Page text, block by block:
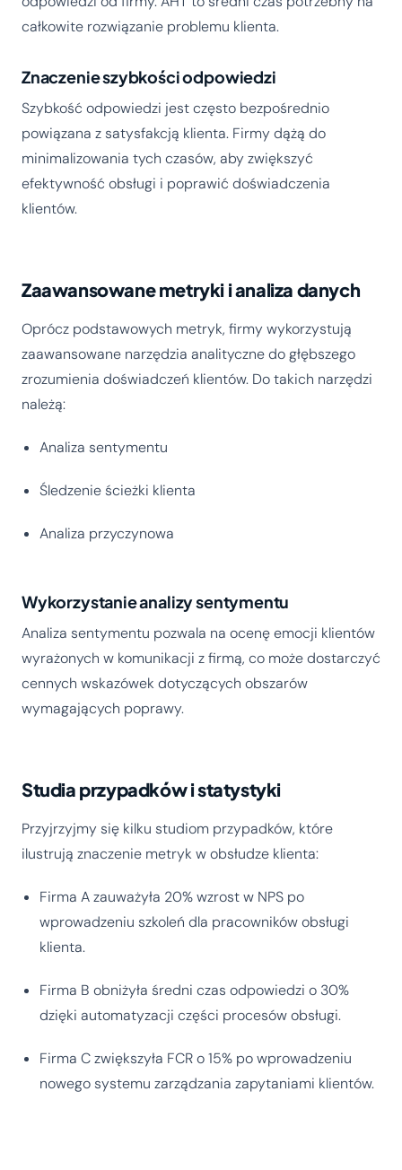
całkowite rozwiązanie problemu klienta.
Znaczenie szybkości odpowiedzi
Szybkość odpowiedzi jest często bezpośrednio
powiązana z satysfakcją klienta. Firmy dążą do
minimalizowania tych czasów, aby zwiększyć
efektywność obsługi i poprawić doświadczenia
klientów.
Zaawansowane metryki i analiza danych
Oprócz podstawowych metryk, firmy wykorzystują
zaawansowane narzędzia analityczne do głębszego
zrozumienia doświadczeń klientów. Do takich narzędzi
należą:
Analiza sentymentu
Śledzenie ścieżki klienta
Analiza przyczynowa
Wykorzystanie analizy sentymentu
Analiza sentymentu pozwala na ocenę emocji klientów
wyrażonych w komunikacji z firmą, co może dostarczyć
cennych wskazówek dotyczących obszarów
wymagających poprawy.
Studia przypadków i statystyki
Przyjrzyjmy się kilku studiom przypadków, które
ilustrują znaczenie metryk w obsłudze klienta:
Firma A zauważyła 20% wzrost w NPS po
wprowadzeniu szkoleń dla pracowników obsługi
klienta.
Firma B obniżyła średni czas odpowiedzi o 30%
dzięki automatyzacji części procesów obsługi.
Firma C zwiększyła FCR o 15% po wprowadzeniu
nowego systemu zarządzania zapytaniami klientów.